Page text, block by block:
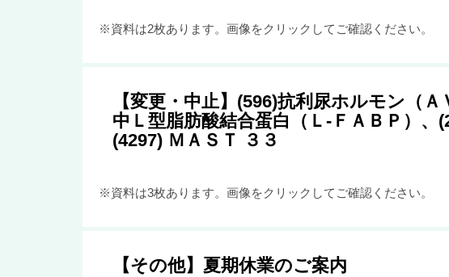
※資料は2枚あります。画像をクリックしてご確認ください。
【変更・中止】(596)抗利尿ホルモン（
中Ｌ型脂肪酸結合蛋白（Ｌ-ＦＡＢＰ）、
(4297) ＭＡＳＴ ３３
※資料は3枚あります。画像をクリックしてご確認ください。
【その他】夏期休業のご案内